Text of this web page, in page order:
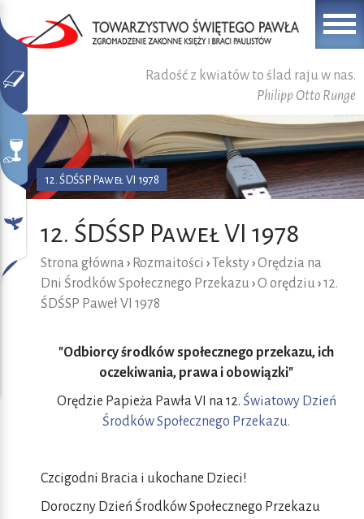
Radość z kwiatów to ślad raju w nas.
Philipp Otto Runge
12. ŚDŚSP Paweł VI 1978
12. ŚDŚSP Paweł VI 1978
Strona główna › Rozmaitości ›Teksty›Orędzia na
Dni Środków Społecznego Przekazu ›O orędziu ›12.
ŚDŚSP Paweł VI 1978
"Odbiorcy środków społecznego przekazu, ich
oczekiwania, prawa i obowiązki"
Orędzie Papieża Pawła VI na 12. Światowy Dzień
Środków Społecznego Przekazu.
Czcigodni Bracia i ukochane Dzieci!
Doroczny Dzień Środków Społecznego Przekazu